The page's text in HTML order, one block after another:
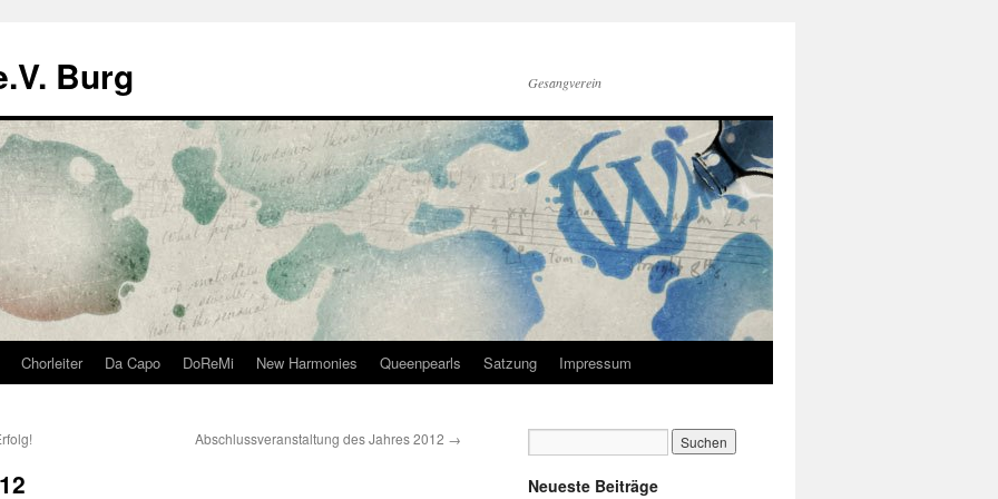
Burg Gesangverein
Chorleiter Da Capo DoReMi New Harmonies Queenpearls Satzung Impressum
Abschlussveranstaltung des Jahres 2012 →
Neueste Beiträge